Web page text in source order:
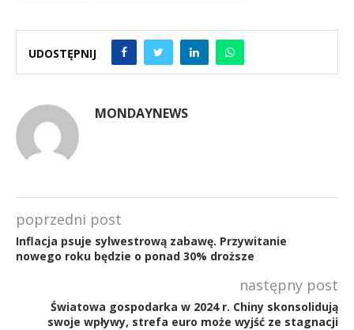
UDOSTĘPNIJ
MONDAYNEWS
poprzedni post
Inflacja psuje sylwestrową zabawę. Przywitanie
nowego roku będzie o ponad 30% droższe
następny post
Światowa gospodarka w 2024 r. Chiny skonsolidują
swoje wpływy, strefa euro może wyjść ze stagnacji